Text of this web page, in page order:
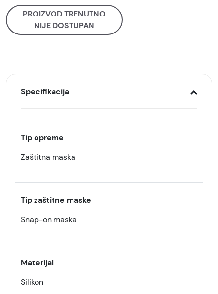
PROIZVOD TRENUTNO
NIJE DOSTUPAN
Specifikacija
Tip opreme
Zaštitna maska
Tip zaštitne maske
Snap-on maska
Materijal
Silikon